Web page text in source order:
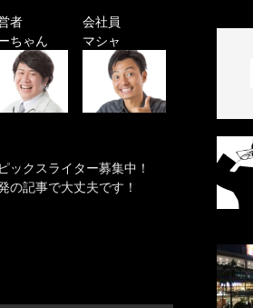
者
ちゃん
会社員
マシャ
ックスライター募集中！
の記事で大丈夫です！